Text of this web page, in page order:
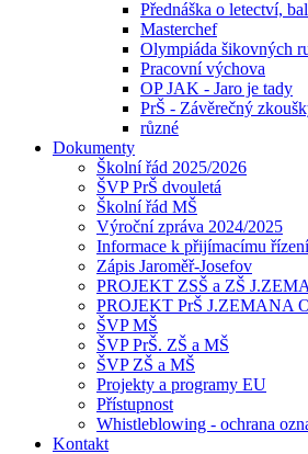
Přednáška o letectví,
Masterchef
Olympiáda šikovných
Pracovní výchova
OP JAK - Jaro je tady
PrŠ - Závěrečný
různé
Dokumenty
Školní řád 2025/2026
ŠVP PrŠ dvouletá
Školní řád MŠ
Výroční zpráva 2024/2025
Informace k přijímacímu
Zápis Jaroměř-Josefov
PROJEKT ZSŠ a ZŠ
PROJEKT PrŠ J.ZEMANA
ŠVP MŠ
ŠVP PrŠ. ZŠ a MŠ
ŠVP ZŠ a MŠ
Projekty a programy EU
Přístupnost
Whistleblowing - ochrana
Kontakt